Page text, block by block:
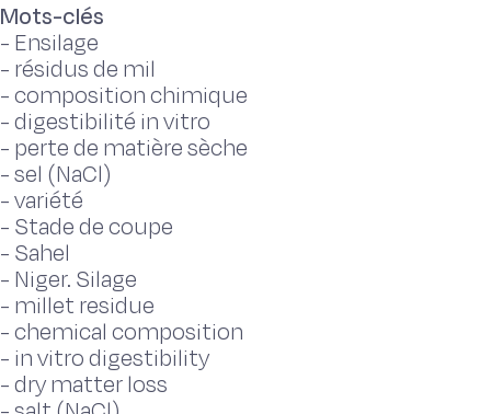
Mots-clés
- Ensilage
- résidus de mil
-composition chimique
-digestibilité in vitro
- perte de matière sèche
-sel (NaCl)
-variété
- Stade de coupe
- Sahel
- Niger. Silage
- millet residue
-chemical composition
- in vitro digestibility
-dry matter loss